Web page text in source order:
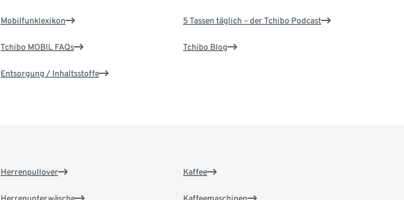
Mobilfunklexikon
Tchibo MOBIL FAQs
Entsorgung / Inhaltsstoffe
5 Tassen täglich – der Tchibo Podcast
Tchibo Blog
Herrenpullover Kaffee